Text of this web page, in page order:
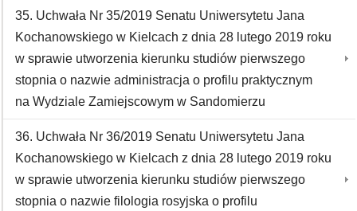
35. Uchwała Nr 35/2019 Senatu Uniwersytetu Jana
Kochanowskiego w Kielcach z dnia 28 lutego 2019 roku
w sprawie utworzenia kierunku studiów pierwszego
stopnia o nazwie administracja o profilu praktycznym
na Wydziale Zamiejscowym w Sandomierzu
36. Uchwała Nr 36/2019 Senatu Uniwersytetu Jana
Kochanowskiego w Kielcach z dnia 28 lutego 2019 roku
w sprawie utworzenia kierunku studiów pierwszego
stopnia o nazwie filologia rosyjska o profilu